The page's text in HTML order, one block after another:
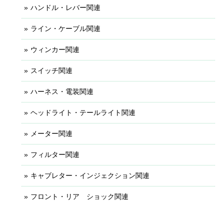
ハンドル・レバー関連
ライン・ケーブル関連
ウィンカー関連
スイッチ関連
ハーネス・電装関連
ヘッドライト・テールライト関連
メーター関連
フィルター関連
キャブレター・インジェクション関連
フロント・リア ショック関連